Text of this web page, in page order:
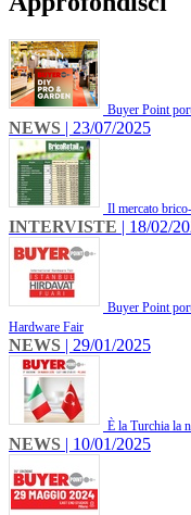
Buyer Point
NEWS | 23/07/2025
Il mercato
INTERVISTE | 18/02/
Buyer Point
Hardware Fair
NEWS | 29/01/2025
È la Turchia la
NEWS | 10/01/2025